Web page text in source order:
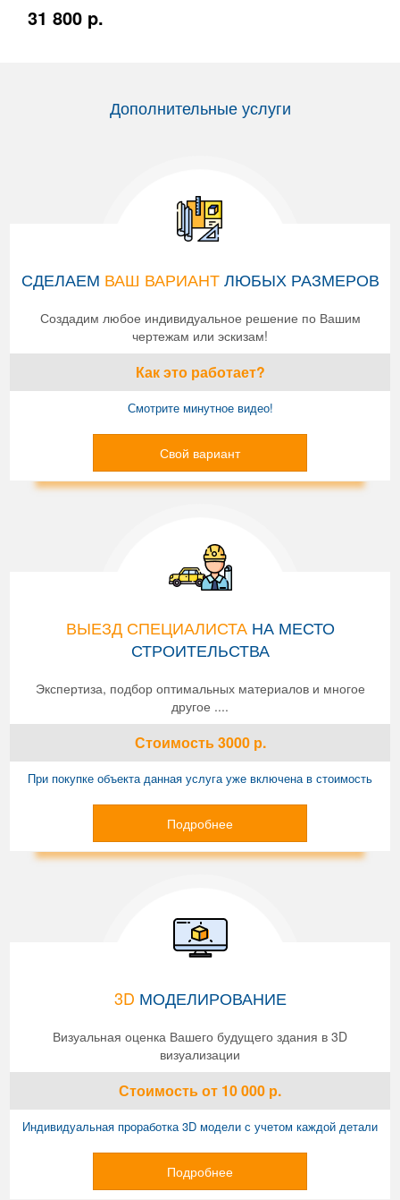
31 800 p.
Дополнительные услуги
СДЕЛАЕМ ВАШ ВАРИАНТЛЮБЫХ РАЗМЕРОВ
Создадим любое индивидуальное решение по Вашим
чертежам или эскизам!
Как это работает?
Смотрите минутное видео!
Свой вариант
ВЫЕЗД СПЕЦИАЛИСТАНА МЕСТО
СТРОИТЕЛЬСТВА
Экспертиза, подбор оптимальных материалов и многое
другое ....
Стоимость3000р.
При покупке объекта данная услуга уже включена в стоимость
Подробнее
3D МОДЕЛИРОВАНИЕ
Визуальная оценка Вашего будущего здания в 3D
визуализации
Стоимостьот 10 000 р.
Индивидуальная проработка 3D модели с учетом каждой детали
Подробнее